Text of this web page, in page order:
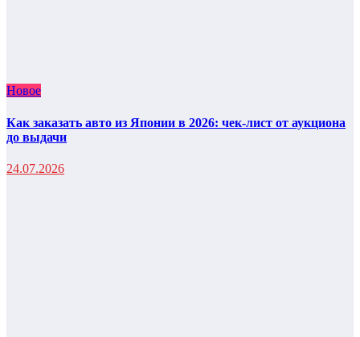
Новое
Как заказать авто из Японии в 2026: чек-лист от аукциона
до выдачи
24.07.2026